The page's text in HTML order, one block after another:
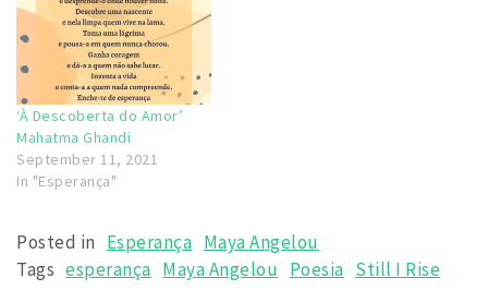
‘À Descoberta do Amor’
Mahatma Ghandi
September 11, 2021
In "Esperança"
Posted in Esperança Maya Angelou
Tags esperança Maya Angelou Poesia Still I Rise